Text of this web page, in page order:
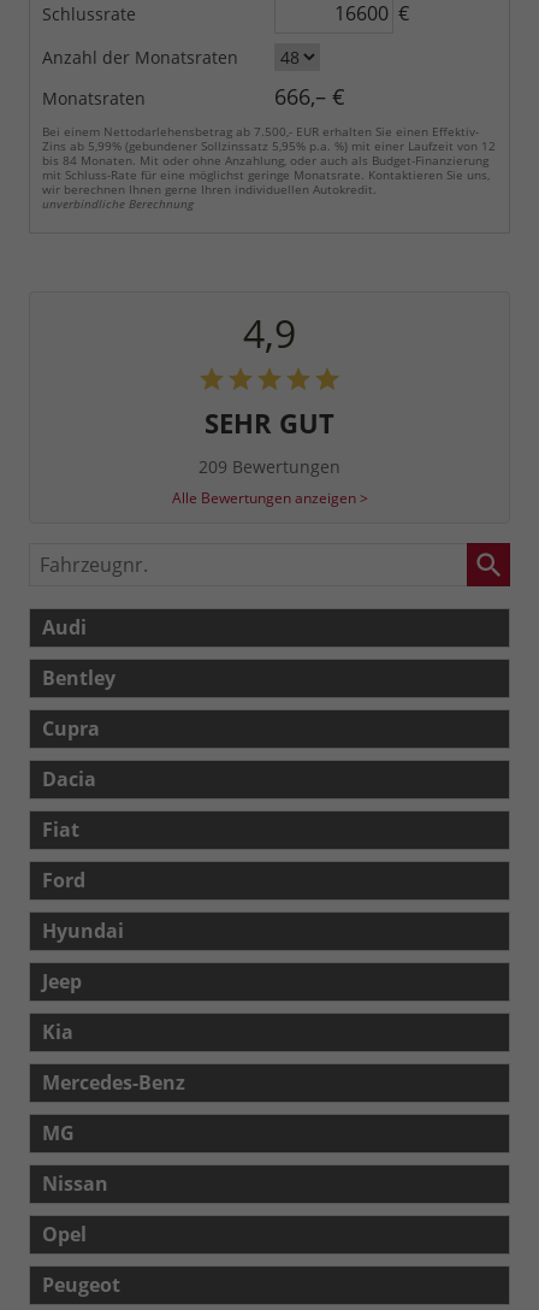
Schlussrate €
Anzahl der Monatsraten
Monatsraten
666,– €
Bei einem Nettodarlehensbetrag ab 7.500,- EUR erhalten Sie einen Effektiv-
Zins ab 5,99% (gebundener Sollzinssatz 5,95% p.a. %) mit einer Laufzeit von 12
bis 84 Monaten. Mit oder ohne Anzahlung, oder auch als Budget-Finanzierung
mit Schluss-Rate für eine möglichst geringe Monatsrate. Kontaktieren Sie uns,
wir berechnen Ihnen gerne Ihren individuellen Autokredit.
unverbindliche Berechnung
4,9
SEHR GUT
209 Bewertungen
Alle Bewertungen anzeigen >
Fahrzeugnr.
Audi
Bentley
Cupra
Dacia
Fiat
Ford
Hyundai
Jeep
Kia
Mercedes-Benz
MG
Nissan
Opel
Peugeot